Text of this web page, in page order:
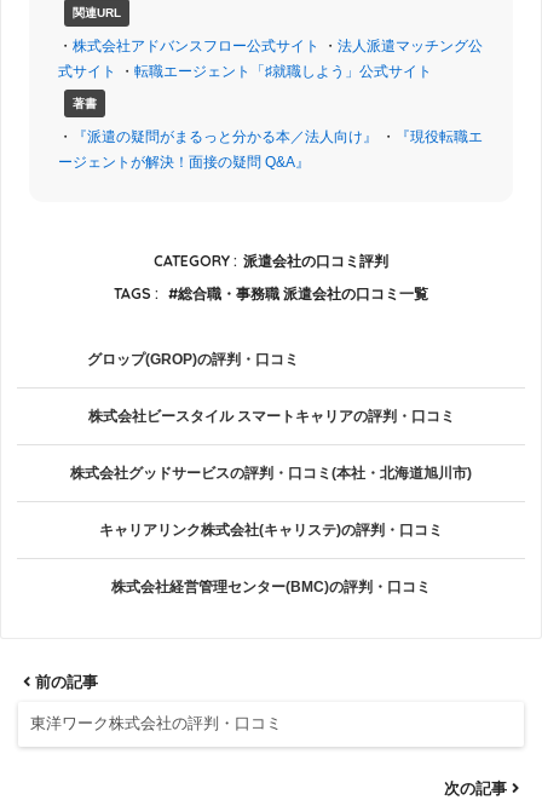
関連URL
・ 株式会社アドバンスフロー公式サイト ・ 法人派遣マッチング公
式サイト
・ 転職エージェント「♯就職しよう」公式サイト
著書
・ 『派遣の疑問がまるっと分かる本／法人向け』 ・
『現役転職エ
ージェントが解決！面接の疑問 Q&A』
CATEGORY : 派遣会社の口コミ評判
TAGS :
総合職・事務職 派遣会社の口コミ一覧
グロップ(GROP)の評判・口コミ
株式会社ビースタイル スマートキャリアの評判・口コミ
株式会社グッドサービスの評判・口コミ(本社・北海道旭川市)
キャリアリンク株式会社(キャリステ)の評判・口コミ
株式会社経営管理センター(BMC)の評判・口コミ
前の記事
東洋ワーク株式会社の評判・口コミ
次の記事